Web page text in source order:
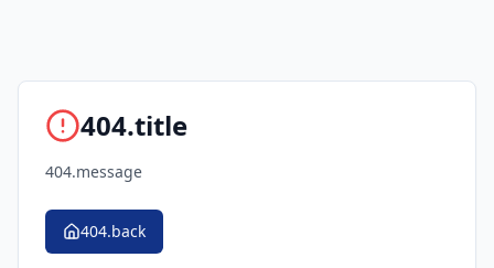
404.title
404.message
404.back